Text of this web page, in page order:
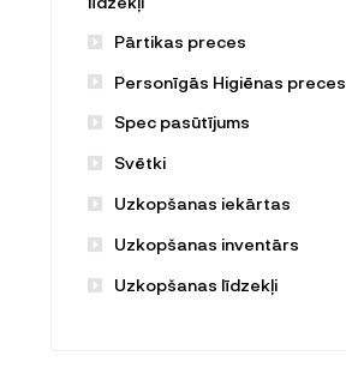
Pārtikas preces
Personīgās Higiēnas preces
Spec pasūtījums
Svētki
Uzkopšanas iekārtas
Uzkopšanas inventārs
Uzkopšanas līdzekļi